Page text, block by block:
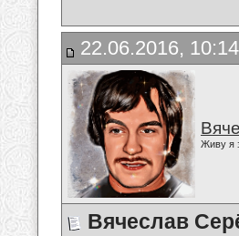
22.06.2016, 10:14
Живу я
Вячеслав